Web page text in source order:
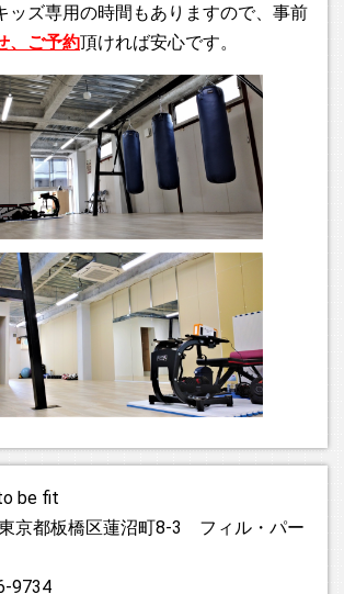
ご対応しますので、お気軽にお問い合わせ
合わせはリンク先のページからどうぞ。
ンダーをアップしました。年末年始の営業
最終営業日となります。28日はキッズクラ
ス分け無し、休憩無しでの10:00～15:00ま
定です。皆様、朝からお越しください。
10月の営業カレンダーをUPしました。 10
ほか、14(月・祝)と23(水)がお休みとなり
ろしくお願いいたします。
東は台風７号の接近が予想されておりま
は通常通り営業予定ですが、私がオ
辿り着けなかった場合は遅延、もしくは休
りますのでご了承ください！その際は当サ
知する予定ですので、ご確認くださいま
ッズ専用の時間もありますので、事前
、ご予約頂ければ安心です。
be fit
京都板橋区蓮沼町8-3 フィル・パー
9734